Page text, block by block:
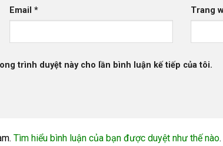
Email * Trang
trình duyệt này cho lần bình luận kế tiếp của tôi.
Tìm hiểu bình luận của bạn được duyệt như thế nào.